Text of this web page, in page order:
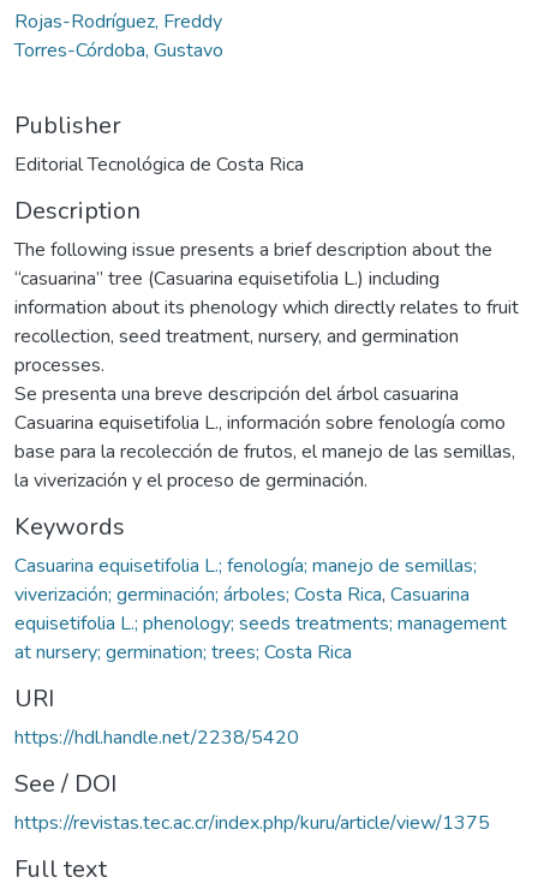
Rojas-Rodríguez, Freddy
Torres-Córdoba, Gustavo
Publisher
Editorial Tecnológica de Costa Rica
Description
The following issue presents a brief description about the
“casuarina” tree (Casuarina equisetifolia L.) including
information about its phenology which directly relates to fruit
recollection, seed treatment, nursery, and germination
processes.
Se presenta una breve descripción del árbol casuarina
Casuarina equisetifolia L., información sobre fenología como
base para la recolección de frutos, el manejo de las semillas,
la viverización y el proceso de germinación.
Keywords
Casuarina equisetifolia L.; fenología; manejo de semillas;
viverización; germinación; árboles; Costa Rica, Casuarina
equisetifolia L.; phenology; seeds treatments; management
at nursery; germination; trees; Costa Rica
URI
https://hdl.handle.net/2238/5420
See / DOI
https://revistas.tec.ac.cr/index.php/kuru/article/view/1375
Full text